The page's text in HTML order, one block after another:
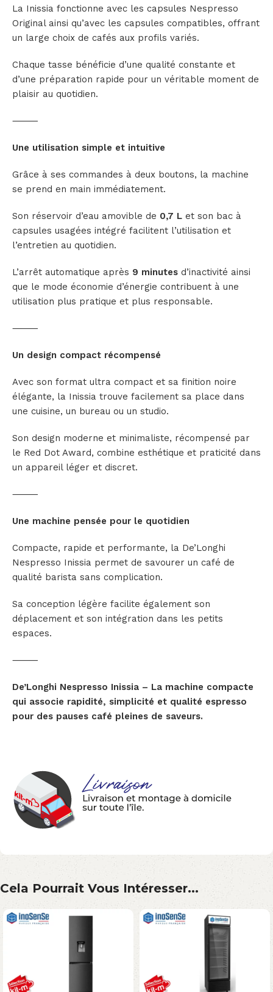
La Inissia fonctionne avec les capsules Nespresso
Original ainsi qu’avec les capsules compatibles, offrant
un large choix de cafés aux profils variés.
Chaque tasse bénéficie d’une qualité constante et
d’une préparation rapide pour un véritable moment de
plaisir au quotidien.
⸻
Une utilisation simple et intuitive
Grâce à ses commandes à deux boutons, la machine
se prend en main immédiatement.
Son réservoir d’eau amovible de 0,7 L et son bac à
capsules usagées intégré facilitent l’utilisation et
l’entretien au quotidien.
L’arrêt automatique après 9 minutes d’inactivité ainsi
que le mode économie d’énergie contribuent à une
utilisation plus pratique et plus responsable.
⸻
Un design compact récompensé
Avec son format ultra compact et sa finition noire
élégante, la Inissia trouve facilement sa place dans
une cuisine, un bureau ou un studio.
Son design moderne et minimaliste, récompensé par
le Red Dot Award, combine esthétique et praticité dans
un appareil léger et discret.
⸻
Une machine pensée pour le quotidien
Compacte, rapide et performante, la De’Longhi
Nespresso Inissia permet de savourer un café de
qualité barista sans complication.
Sa conception légère facilite également son
déplacement et son intégration dans les petits
espaces.
⸻
De’Longhi Nespresso Inissia – La machine compacte
qui associe rapidité, simplicité et qualité espresso
pour des pauses café pleines de saveurs.
Cela Pourrait Vous Intéresser...